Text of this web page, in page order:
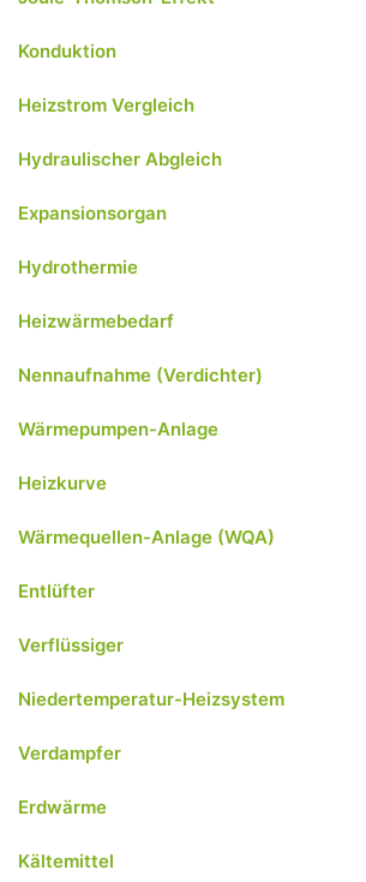
Konduktion
Heizstrom Vergleich
Hydraulischer Abgleich
Expansionsorgan
Hydrothermie
Heizwärmebedarf
Nennaufnahme (Verdichter)
Wärmepumpen-Anlage
Heizkurve
Wärmequellen-Anlage (WQA)
Entlüfter
Verflüssiger
Niedertemperatur-Heizsystem
Verdampfer
Erdwärme
Kältemittel